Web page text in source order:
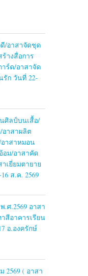
/อาสาจัดชุด
างสื่อการ
ร์ด/อาสาจัด
รัก วันที่ 22-
ศิลป์บนเสื้อ/
อาสาผลิต
าสาหมอน
อม/อาสาคัด
เยี่ยมตายาย
ส.ค. 2569
.ศ.2569 อาสา
สีอาคารเรียน
อ.องครักษ์
2569 ( อาสา